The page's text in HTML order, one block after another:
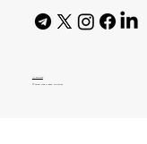
AI Policy
© 2026 High Bar Journal